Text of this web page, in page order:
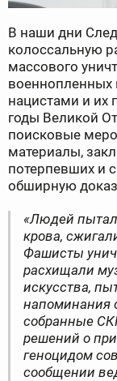
В наши дни
колоссальную
массового
военнопленных
нацистами и их
годы Великой
поисковые
материалы,
потерпевших и
обширную
«Людей
крова,
Фашисты
расхищали
искусства,
напоминания
собранные
решений о
геноцидом
сообщении